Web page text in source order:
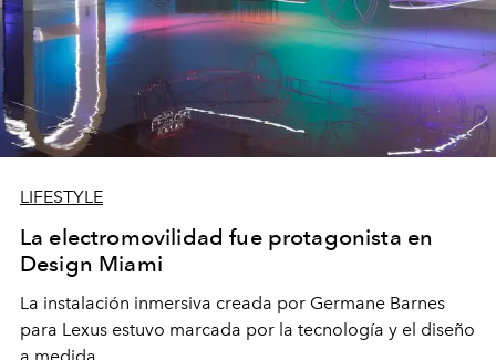
LIFESTYLE
La electromovilidad fue protagonista en
Design Miami
La instalación inmersiva creada por Germane Barnes
para Lexus estuvo marcada por la tecnología y el diseño